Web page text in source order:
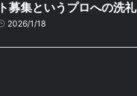
ト募集というプロへの洗礼
2026/1/18